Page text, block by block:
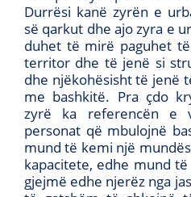
Durrësi kanë zyrën e
së qarkut dhe ajo zyra e
duhet të mirë paguhet
territor dhe të jenë si
dhe njëkohësisht të jenë
me bashkitë. Pra çdo
zyrë ka referencën e
personat që mbulojnë
mund të kemi një
kapacitete, edhe mund
gjejmë edhe njerëz nga